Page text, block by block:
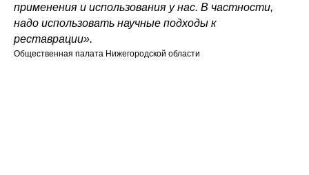
применения и использования у нас. В частности,
надо использовать научные подходы к
реставрации».
Общественная палата Нижегородской области